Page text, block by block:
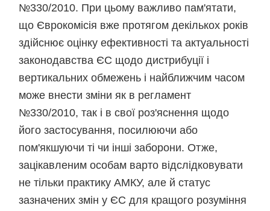
№330/2010. При цьому важливо пам'ятати,
що Єврокомісія вже протягом декількох років
здійснює оцінку ефективності та актуальності
законодавства ЄС щодо дистрибуції і
вертикальних обмежень і найближчим часом
може внести зміни як в регламент
№330/2010, так і в свої роз'яснення щодо
його застосування, посилюючи або
пом'якшуючи ті чи інші заборони. Отже,
зацікавленим особам варто відслідковувати
не тільки практику АМКУ, але й статус
зазначених змін у ЄС для кращого розуміння